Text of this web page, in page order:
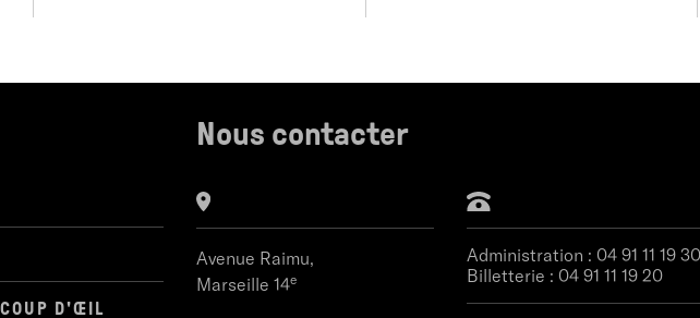
COUP D'ŒIL
Nous contacter
Avenue Raimu,
Marseille 14e
Administration : 04 91 11 19 30
Billetterie : 04 91 11 19 20